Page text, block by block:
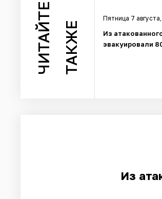
ЧИТАЙТЕ ТАКЖЕ
Пятница 7
Из
эвакуировали
Из